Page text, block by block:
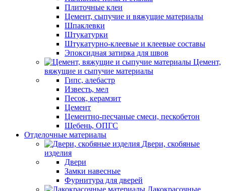
Плиточные клеи
Цемент, сыпучие и вяжущие материалы
Шпаклевки
Штукатурки
Штукатурно-клеевые и клеевые составы
Эпоксидная затирка для швов
Цемент,
вяжущие и сыпучие материалы
Гипс, алебастр
Известь, мел
Песок, керамзит
Цемент
Цементно-песчаные смеси, пескобетон
Щебень, ОПГС
Отделочные материалы
Двери, скобяные
изделия
Двери
Замки навесные
Фурнитура для дверей
Лакокрасочные